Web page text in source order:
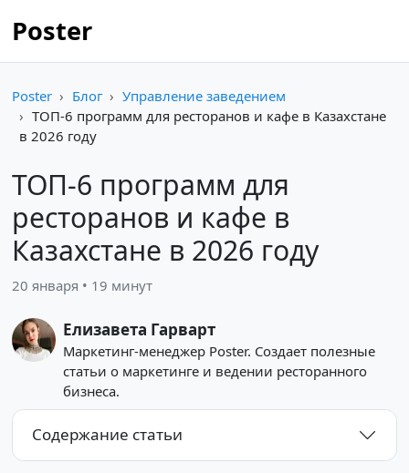
Poster
Poster Блог
Управление заведением
ТОП-6 программ для ресторанов и кафе в Казахстане
в 2026 году
ТОП-6 программ для
ресторанов и кафе в
Казахстане в 2026 году
20 января • 19 минут
Елизавета Гарварт
Маркетинг-менеджер Poster. Создает полезные
статьи о маркетинге и ведении ресторанного
бизнеса.
Содержание статьи